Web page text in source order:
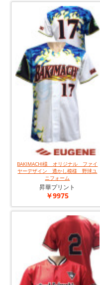
BAKIMACHI様 オリジナル ファイ
ヤーデザイン 透かし模様 野球ユ
ニフォーム
昇華プリント
￥9975